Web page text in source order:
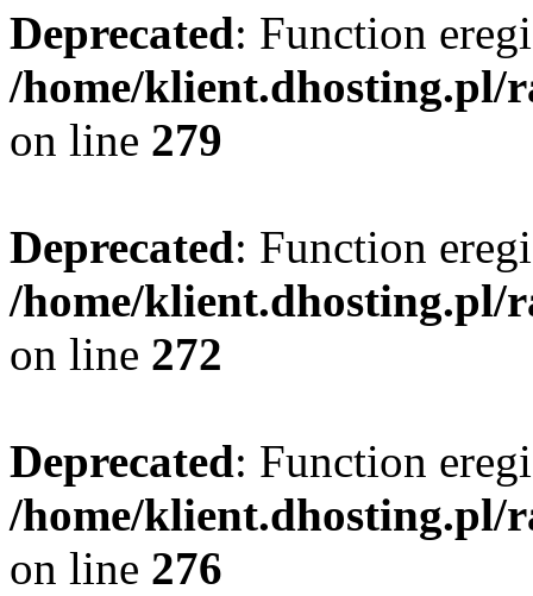
Deprecated: Function
/home/klient.dhosting.pl/
on line 279
Deprecated: Function
/home/klient.dhosting.pl/
on line 272
Deprecated: Function
/home/klient.dhosting.pl/
on line 276